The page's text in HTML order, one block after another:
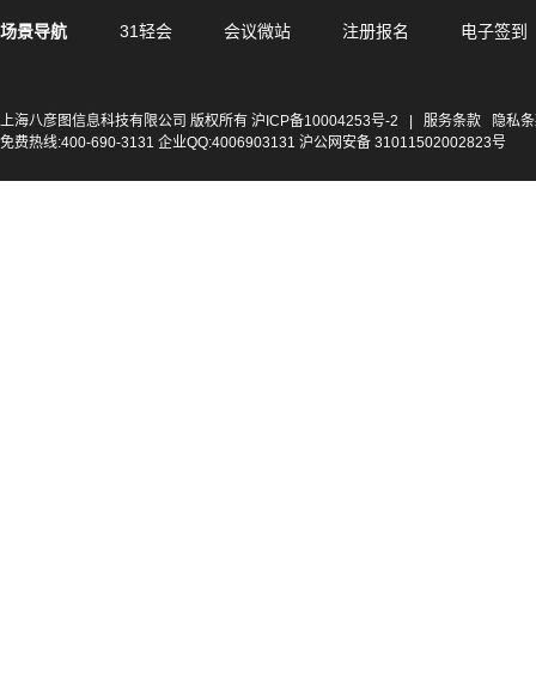
场景导航 31轻会 会议微站 注册报名 电子签到
上海八彦图信息科技有限公司 版权所有 沪ICP备10004253号-2 服务条款
隐私
免费热线:400-690-3131 企业QQ:4006903131 沪公网安备 31011502002823号